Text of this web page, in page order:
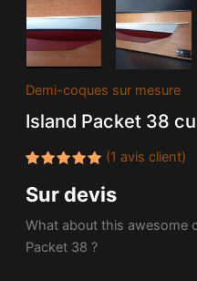
Demi-coques sur mesure
Island Packet 38
sur 5
basé
notation
client
(1 avis client)
Sur devis
What about this awesome
Packet 38 ?